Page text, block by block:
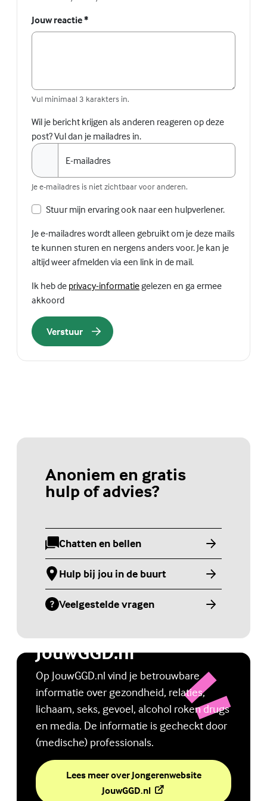
Jouw reactie*
Vul minimaal 3 karakters in.
Wil je bericht krijgen als anderen reageren op deze
post? Vul dan je mailadres in.
E-mailadres
Je e-mailadres is niet zichtbaar voor anderen.
Stuur mijn ervaring ook naar een hulpverlener.
Je e-mailadres wordt alleen gebruikt om je deze mails
te kunnen sturen en nergens anders voor. Je kan je
altijd weer afmelden via een link in de mail.
Ik heb de privacy-informatie(Externe link)
gelezen en ga ermee
akkoord
Verstuur
Anoniem en gratis
hulp of advies?
Chatten en bellen
(Externe link)
Hulp bij jou in de buurt
(Externe link)
Veelgestelde vragen
(Externe link)
Jongerenwebsite
JouwGGD.nl
Op JouwGGD.nl vind je betrouwbare
informatie over gezondheid, relaties,
lichaam, seks, gevoel, alcohol roken drugs
en media. De informatie is gecheckt door
(medische) professionals.
Lees meer over Jongerenwebsite
JouwGGD.nl(Externe link)